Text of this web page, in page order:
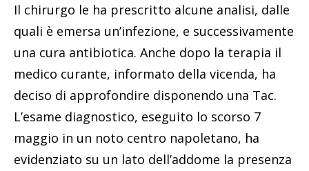
Il chirurgo le ha prescritto alcune analisi, dalle
quali è emersa un’infezione, e successivamente
una cura antibiotica. Anche dopo la terapia il
medico curante, informato della vicenda, ha
deciso di approfondire disponendo una Tac.
L’esame diagnostico, eseguito lo scorso 7
maggio in un noto centro napoletano, ha
evidenziato su un lato dell’addome la presenza